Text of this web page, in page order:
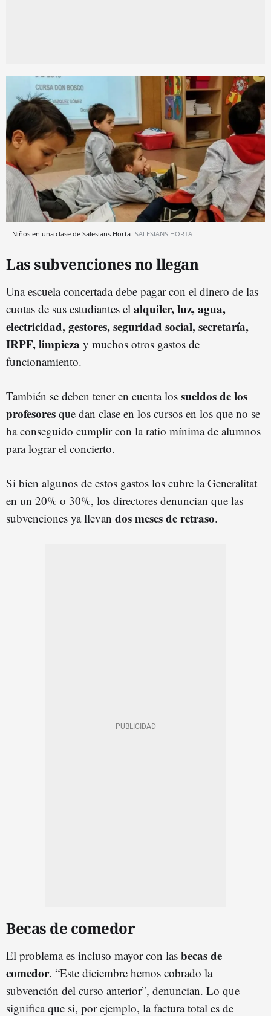
Niños en una clase de Salesians Horta SALESIANS HORTA
Las subvenciones no llegan
Una escuela concertada debe pagar con el dinero de las
cuotas de sus estudiantes el alquiler, luz, agua,
electricidad, gestores, seguridad social, secretaría,
IRPF, limpieza y muchos otros gastos de
funcionamiento.
También se deben tener en cuenta los sueldos de los
profesores que dan clase en los cursos en los que no se
ha conseguido cumplir con la ratio mínima de alumnos
para lograr el concierto.
Si bien algunos de estos gastos los cubre la Generalitat
en un 20% o 30%, los directores denuncian que las
subvenciones ya llevan dos meses de retraso.
Becas de comedor
El problema es incluso mayor con las becas de
comedor. “Este diciembre hemos cobrado la
subvención del curso anterior”, denuncian. Lo que
significa que si, por ejemplo, la factura total es de